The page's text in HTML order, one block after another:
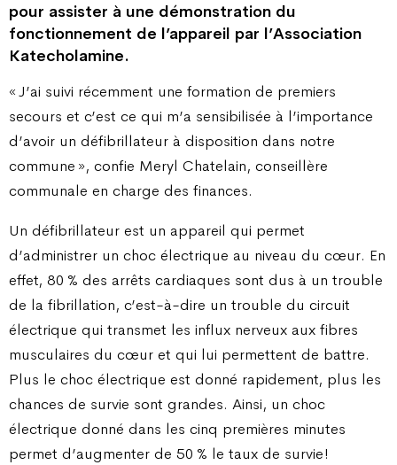
pour assister à une démonstration du
fonctionnement de l’appareil par l’Association
Katecholamine.
« J’ai suivi récemment une formation de premiers
secours et c’est ce qui m’a sensibilisée à l’importance
d’avoir un défibrillateur à disposition dans notre
commune », confie Meryl Chatelain, conseillère
communale en charge des finances.
Un défibrillateur est un appareil qui permet
d’administrer un choc électrique au niveau du cœur. En
effet, 80 % des arrêts cardiaques sont dus à un trouble
de la fibrillation, c’est-à-dire un trouble du circuit
électrique qui transmet les influx nerveux aux fibres
musculaires du cœur et qui lui permettent de battre.
Plus le choc électrique est donné rapidement, plus les
chances de survie sont grandes. Ainsi, un choc
électrique donné dans les cinq premières minutes
permet d’augmenter de 50 % le taux de survie !